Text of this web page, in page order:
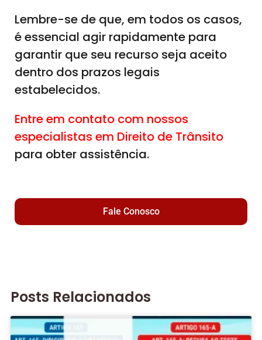
Lembre-se de que, em todos os casos,
é essencial agir rapidamente para
garantir que seu recurso seja aceito
dentro dos prazos legais
estabelecidos.
Entre em contato com nossos
especialistas em Direito de Trânsito
para obter assistência.
Fale Conosco
Posts Relacionados